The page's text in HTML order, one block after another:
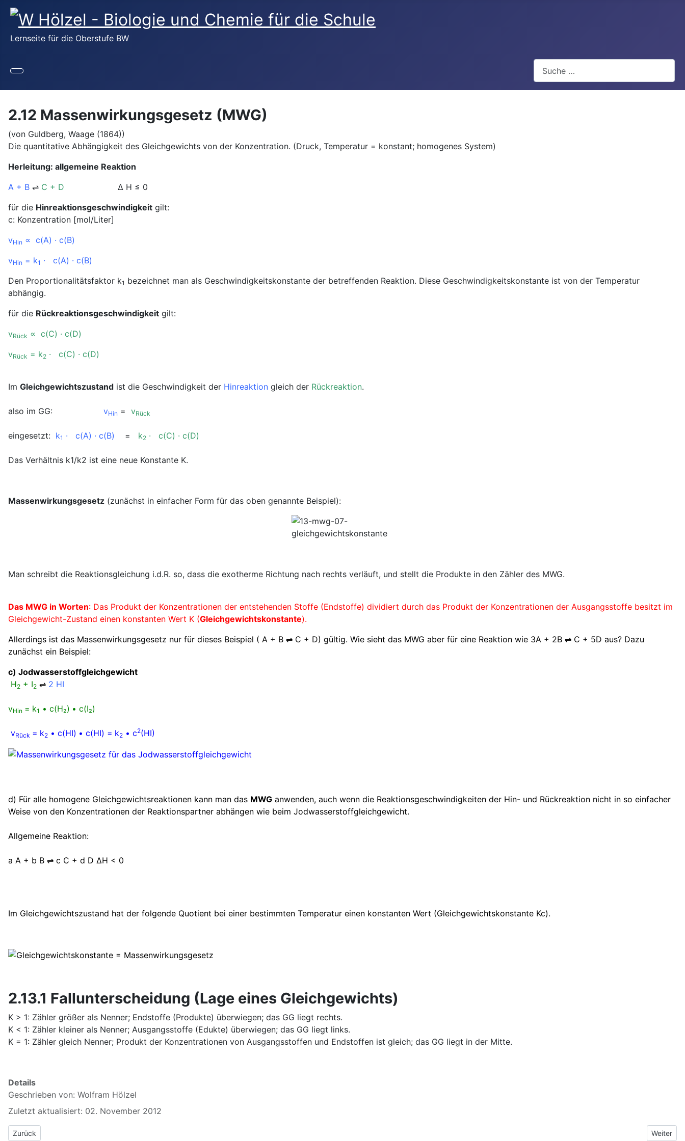
Lernseite für die Oberstufe BW
2.12 Massenwirkungsgesetz (MWG)
(von Guldberg, Waage (1864))
Die quantitative Abhängigkeit des Gleichgewichts von der Konzentration. (Druck, Temperatur = konstant; homogenes System)
Herleitung: allgemeine Reaktion
A + B ⇌ C + D Δ H ≤ 0
für die Hinreaktionsgeschwindigkeit gilt:
c: Konzentration [mol/Liter]
vHin ∝ c(A) · c(B)
vHin = k1 · c(A) · c(B)
Den Proportionalitätsfaktor k1 bezeichnet man als Geschwindigkeitskonstante der betreffenden Reaktion. Diese Geschwindigkeitskonstante ist von der Temperatur
abhängig.
für die Rückreaktionsgeschwindigkeit gilt:
vRück ∝ c(C) · c(D)
vRück = k2 · c(C) · c(D)
Im Gleichgewichtszustand ist die Geschwindigkeit der Hinreaktion gleich der Rückreaktion.
also im GG: vHin = vRück
eingesetzt: k1 · c(A) · c(B) = k2 · c(C) · c(D)
Das Verhältnis k1/k2 ist eine neue Konstante K.
Massenwirkungsgesetz (zunächst in einfacher Form für das oben genannte Beispiel):
Man schreibt die Reaktionsgleichung i.d.R. so, dass die exotherme Richtung nach rechts verläuft, und stellt die Produkte in den Zähler des MWG.
Das MWG in Worten: Das Produkt der Konzentrationen der entstehenden Stoffe (Endstoffe) dividiert durch das Produkt der Konzentrationen der Ausgangsstoffe besitzt im
Gleichgewicht-Zustand einen konstanten Wert K (Gleichgewichtskonstante).
Allerdings ist das Massenwirkungsgesetz nur für dieses Beispiel ( A + B ⇌ C + D) gültig. Wie sieht das MWG aber für eine Reaktion wie 3A + 2B ⇌ C + 5D aus? Dazu
zunächst ein Beispiel:
c) Jodwasserstoffgleichgewicht
H2 + I2 ⇌ 2 HI
vHin = k1 • c(H₂) • c(I₂)
vRück = k2 • c(HI) • c(HI) = k2 • c2(HI)
d) Für alle homogene Gleichgewichtsreaktionen kann man das MWG anwenden, auch wenn die Reaktionsgeschwindigkeiten der Hin- und Rückreaktion nicht in so einfacher
Weise von den Konzentrationen der Reaktionspartner abhängen wie beim Jodwasserstoffgleichgewicht.
Allgemeine Reaktion:
a A + b B ⇌ c C + d D ΔH < 0
Im Gleichgewichtszustand hat der folgende Quotient bei einer bestimmten Temperatur einen konstanten Wert (Gleichgewichtskonstante Kc).
2.13.1 Fallunterscheidung (Lage eines Gleichgewichts)
K > 1: Zähler größer als Nenner; Endstoffe (Produkte) überwiegen; das GG liegt rechts.
K < 1: Zähler kleiner als Nenner; Ausgangsstoffe (Edukte) überwiegen; das GG liegt links.
K = 1: Zähler gleich Nenner; Produkt der Konzentrationen von Ausgangsstoffen und Endstoffen ist gleich; das GG liegt in der Mitte.
Details
Geschrieben von: Wolfram Hölzel
Zuletzt aktualisiert: 02. November 2012
Vorheriger Beitrag: 2.11 Prinzip von Le Chatelier
Zurück Nächster
Weiter